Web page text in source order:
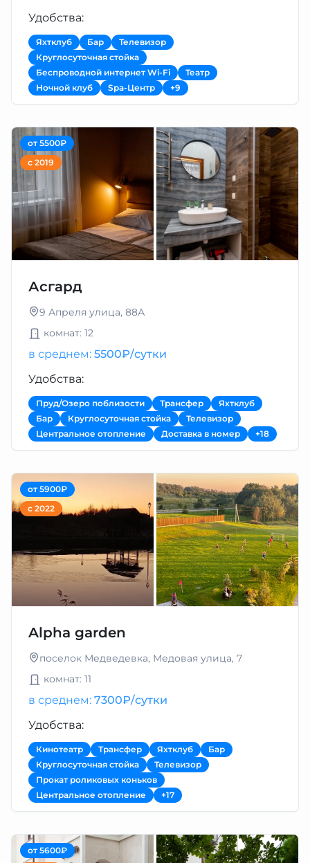
Удобства:
Яхтклуб Бар
Телевизор
Круглосуточная стойка
Беспроводной интернет Wi-Fi
Театр
Ночной клуб
Spa-Центр +9
от 5500₽
с 2019
Асгард
9 Апреля улица, 88А
комнат: 12
в среднем: 5500₽/сутки
Удобства:
Пруд/Озеро поблизости Трансфер
Яхтклуб
Бар
Круглосуточная стойка
Телевизор
Центральное отопление
Доставка в номер +18
от 5900₽
с 2022
Alpha garden
поселок Медведевка, Медовая улица, 7
комнат: 11
в среднем: 7300₽/сутки
Удобства:
Кинотеатр Трансфер Яхтклуб
Бар
Круглосуточная стойка
Телевизор
Прокат роликовых коньков
Центральное отопление
+17
от 5600₽